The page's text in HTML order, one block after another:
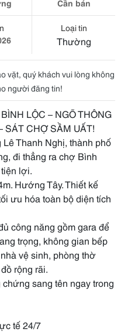
Cần bán
Loại tin
Thường
vặt, quý khách vui lòng không
người đăng tin!
LỘC – NGÕ THÔNG
SÁT CHỢ SẦM UẤT!
Thanh Nghị, thành phố
đi thẳng ra chợ Bình
lợi.
Hướng Tây. Thiết kế
ưu hóa toàn bộ diện tích
công năng gồm gara để
trọng, không gian bếp
vệ sinh, phòng thờ
rộng rãi.
sang tên ngay trong
tế 24/7